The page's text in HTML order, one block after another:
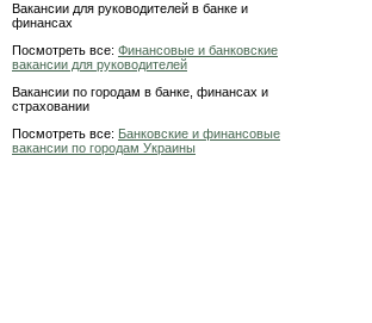
Вакансии для руководителей в банке и
финансах
Посмотреть все: Финансовые и банковские
вакансии для руководителей
Вакансии по городам в банке, финансах и
страховании
Посмотреть все: Банковские и финансовые
вакансии по городам Украины